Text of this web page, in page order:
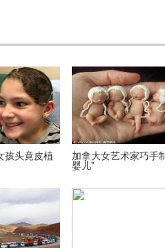
一胖毁所有!女星发胖前后对比惨